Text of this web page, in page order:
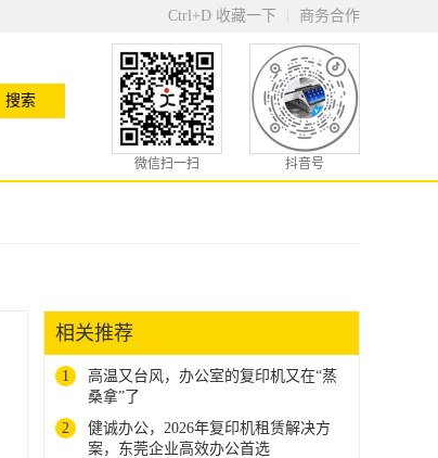
Ctrl+D 收藏一下 商务合作
抖音号
微信扫一扫
相关推荐
1
高温又台风，办公室的复印机又在“蒸
桑拿”了
2
健诚办公，2026年复印机租赁解决方
案，东莞企业高效办公首选